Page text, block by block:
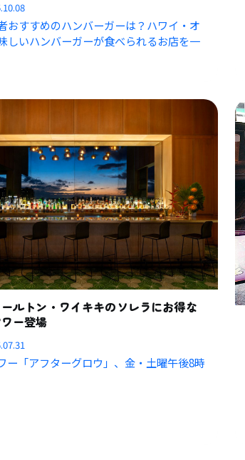
おすすめのハンバーガーは？ハワイ・オ
しいハンバーガーが食べられるお店を一
ルトン・ワイキキのソレラにお得な
ー登場
ー「アフターグロウ」、金・土曜午後8時